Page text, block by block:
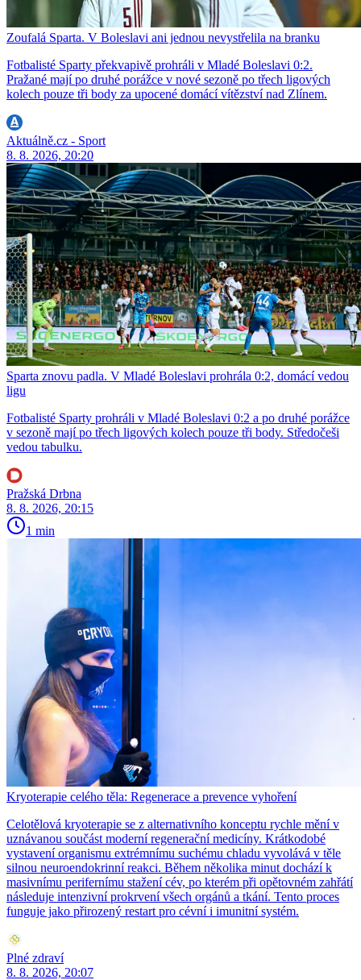
Zoufalá Sparta. V Boleslavi ani jednou nevystřelila na branku
Fotbalisté Sparty překvapivě prohráli v Mladé Boleslavi 0:2.
Pražané mají po druhé porážce v nové sezoně po třech ligových
kolech pouze tři body za upocené domácí vítězství nad Zlínem.
Aktuálně.cz - Sport
8. 8. 2026, 20:20
Sparta znovu padla. V Mladé Boleslavi prohrála 0:2, domácí vedou
ligu
Fotbalisté Sparty prohráli v Mladé Boleslavi 0:2 a po druhé porážce
v sezoně mají po třech ligových kolech pouze tři body. Středočeši
vedou tabulku.
Pražská Drbna
8. 8. 2026, 20:15
1 min
Kryoterapie celého těla: Regenerace a prevence vyhoření
Celotělová kryoterapie se z alternativního konceptu rychle mění v
uznávanou součást moderní regenerační medicíny. Krátkodobé
vystavení organismu extrémnímu suchému chladu vyvolává v těle
silnou neuroendokrinní reakci. Během několika minut dochází k
masivnímu perifernímu stažení cév, po kterém při opětovném zahřátí
následuje intenzivní prokrvení všech orgánů a tkání. Tento proces
funguje jako přirozený restart pro cévní i imunitní systém.
Plné zdraví
8. 8. 2026, 20:07